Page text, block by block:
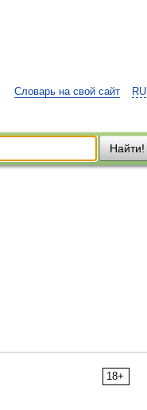
RU
Словарь на свой сайт
Найти!
18+